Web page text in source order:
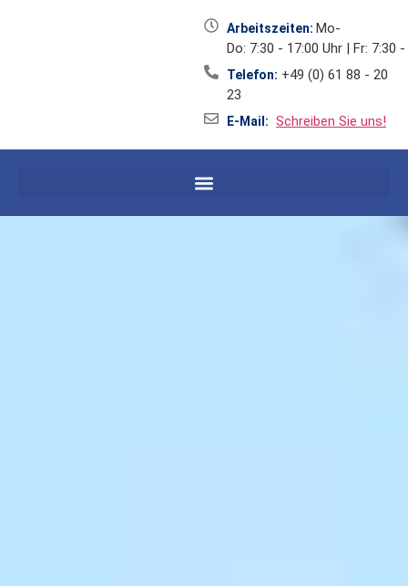
Arbeitszeiten: Mo-
Do: 7:30 - 17:00 Uhr | Fr: 7:30
Telefon: +49 (0) 61 88 - 20
23
E-Mail: Schreiben Sie uns!